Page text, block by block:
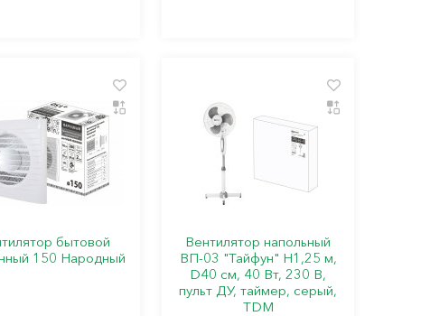
бытовой
150 Народный
Вентилятор напольный
ВП-03 "Тайфун" H1,25 м,
D40 см, 40 Вт, 230 В,
пульт ДУ, таймер, серый,
TDM